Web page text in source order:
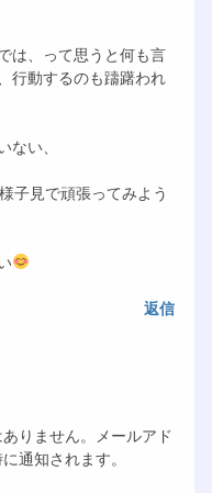
は、って思うと何も言
行動するのも躊躇われ
い、
子見で頑張ってみよう
返信
りません。メールアド
通知されます。